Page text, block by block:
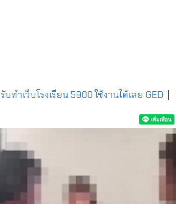
รับทำเว็บโรงเรียน 5900 ใช้งานได้เลย GED